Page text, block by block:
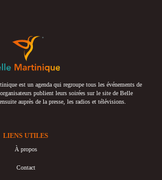
est un agenda qui regroupe tous les événements de
publient leurs soirées sur le site de Belle
auprès de la presse, les radios et télévisions.
LIENS UTILES
À propos
Contact